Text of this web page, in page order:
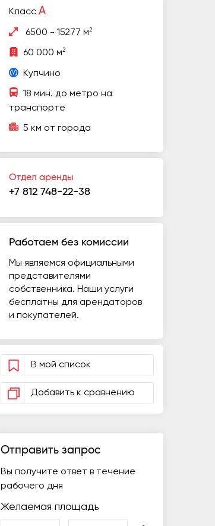
Класс A
6500 - 15277 м2
60 000 м2
Купчино
18 мин. до метро на
транспорте
5 км от города
Отдел аренды
+7 812 748-22-38
Работаем без комиссии
Мы являемся официальными
представителями
собственника. Наши услуги
бесплатны для арендаторов
и покупателей.
В мой список
Добавить к сравнению
Отправить запрос
Вы получите ответ в течение
рабочего дня
Желаемая площадь